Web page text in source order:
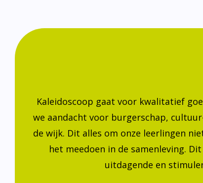
Kaleidoscoop gaat voor kwalitatief
we aandacht voor burgerschap,
de wijk. Dit alles om onze leerlingen
het meedoen in de samenleving.
uitdagende en